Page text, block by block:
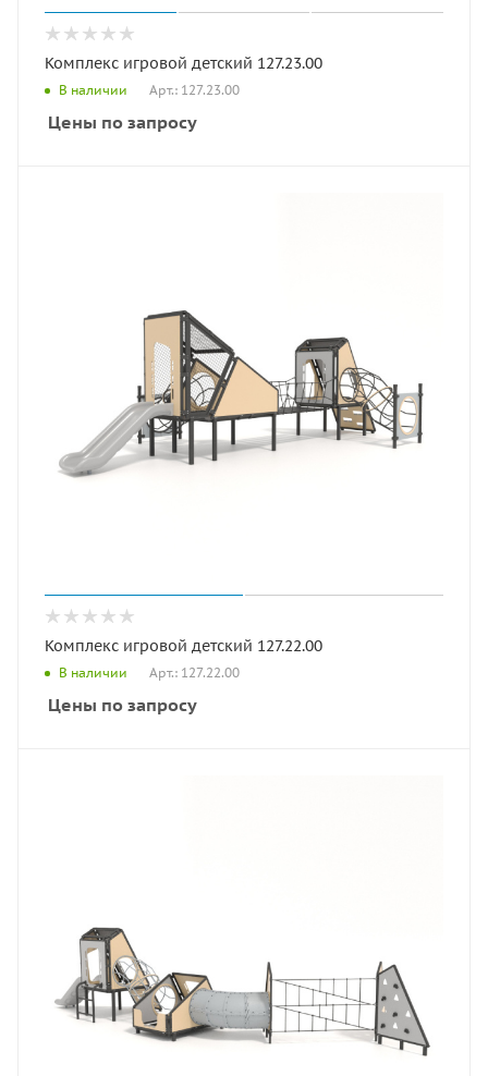
Комплекс игровой детский 127.23.00
В наличии Арт.: 127.23.00
Цены по запросу
Комплекс игровой детский 127.22.00
В наличии Арт.: 127.22.00
Цены по запросу